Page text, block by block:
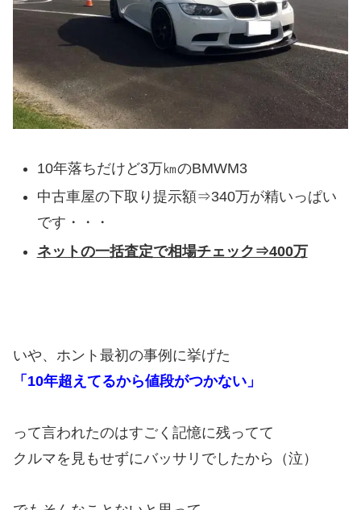
10年落ちだけど3万㎞のBMWM3
中古車屋の下取り提示額⇒340万が精いっぱい
です・・・
ネットの一括査定で相場チェック⇒400万
いや、ホント最初の事例に挙げた
「10年超えてるから値段がつかない」
って言われたのはすごく記憶に残ってて
クルマを見もせずにバッサリでしたから（泣）